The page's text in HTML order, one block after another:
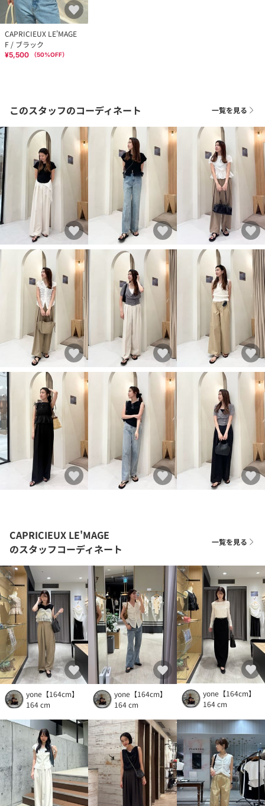
CAPRICIEUX LE'MAGE
F / ブラック
¥5,500 （50%OFF）
このスタッフのコーディネート 一覧を見る
CAPRICIEUX LE'MAGE
のスタッフコーディネート
一覧を見る
yone【164cm】
164 cm
yone【164cm】
164 cm
yone【164cm】
164 cm